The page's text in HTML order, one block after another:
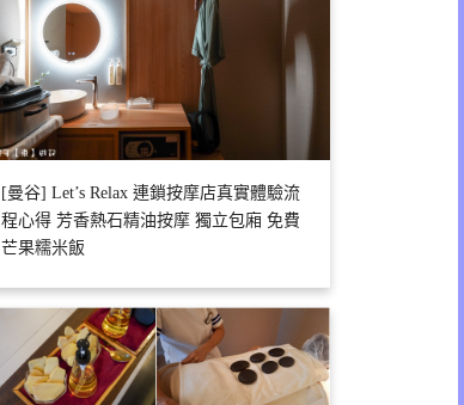
[曼谷] Let’s Relax 連鎖按摩店真實體驗流
程心得 芳香熱石精油按摩 獨立包廂 免費
芒果糯米飯